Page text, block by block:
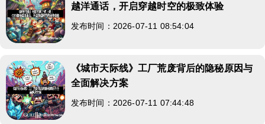
越洋通话，开启穿越时空的极致体验
发布时间：2026-07-11 08:54:04
《城市天际线》工厂荒废背后的隐秘原因与
全面解决方案
发布时间：2026-07-11 07:44:48